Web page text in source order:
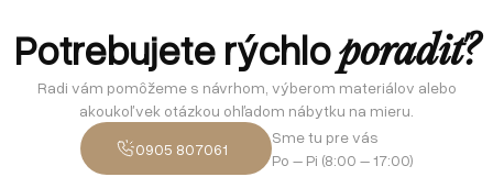
Potrebujete rýchloporadiť?
Radi vám pomôžeme s návrhom, výberom materiálov alebo
akoukoľvek otázkou ohľadom nábytku na mieru.
0905 807061
Sme tu pre vás
Po – Pi (8:00 – 17:00)